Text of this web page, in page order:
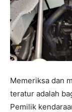
Memeriksa dan
teratur adalah
Pemilik